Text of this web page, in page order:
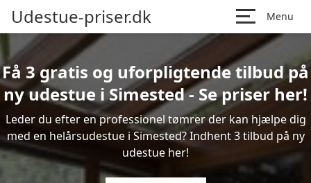
Udestue-priser.dk Menu
Få 3 gratis og uforpligtende tilbud på
ny udestue i Simested - Se priser her!
Leder du efter en professionel tømrer der kan hjælpe dig
med en helårsudestue i Simested? Indhent 3 tilbud på ny
udestue her!